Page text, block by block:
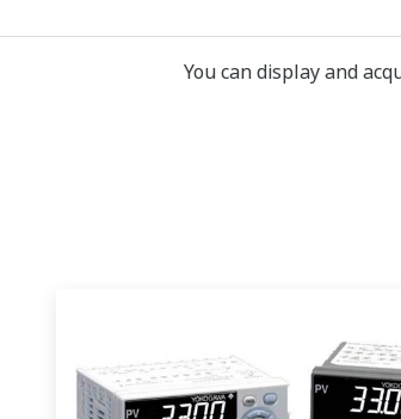
You can display and